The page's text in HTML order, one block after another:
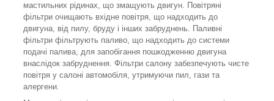
мастильних рідинах, що змащують двигун. Повітряні
фільтри очищають вхідне повітря, що надходить до
двигуна, від пилу, бруду і інших забруднень. Паливні
фільтри фільтрують паливо, що надходить до системи
подачі палива, для запобігання пошкодженню двигуна
внаслідок забруднення. Фільтри салону забезпечують чисте
повітря у салоні автомобіля, утримуючи пил, гази та
алергени.